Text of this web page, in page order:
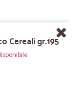
Cereali gr.195